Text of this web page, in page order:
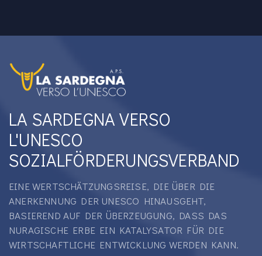
LA SARDEGNA VERSO
L'UNESCO
SOZIALFÖRDERUNGSVERBAND
EINE WERTSCHÄTZUNGSREISE, DIE ÜBER DIE
ANERKENNUNG DER UNESCO HINAUSGEHT,
BASIEREND AUF DER ÜBERZEUGUNG, DASS DAS
NURAGISCHE ERBE EIN KATALYSATOR FÜR DIE
WIRTSCHAFTLICHE ENTWICKLUNG WERDEN KANN.